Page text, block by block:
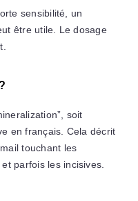
sensibilité, un
être utile. Le dosage
soit
en français. Cela décrit
touchant les
parfois les incisives.